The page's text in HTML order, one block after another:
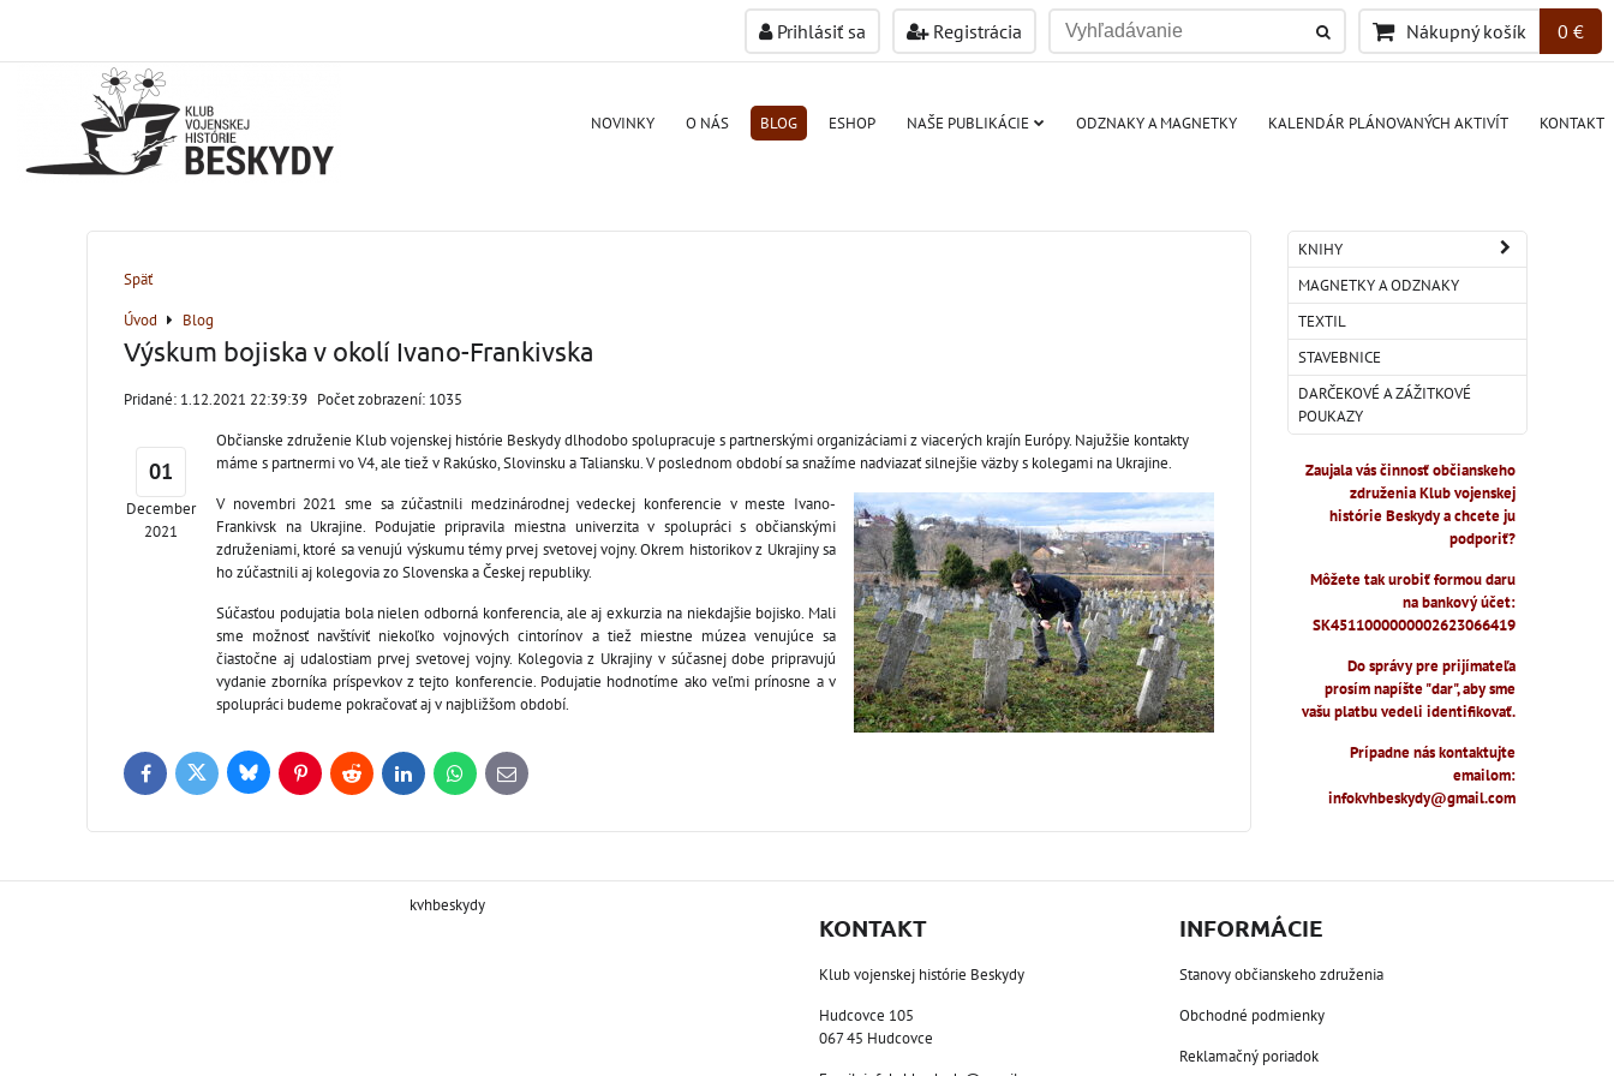
Prihlásiť sa Registrácia Nákupný košík 0 €
NOVINKY O NÁS BLOG ESHOP NAŠE PUBLIKÁCIE ODZNAKY A MAGNETKY KALENDÁR PLÁNOVANÝCH AKTIVÍT KONTAKT
Späť
Úvod
Blog
Výskum bojiska v okolí Ivano-Frankivska
Pridané: 1.12.2021 22:39:39 Počet zobrazení: 1035
01
December
2021
Občianske združenie Klub vojenskej histórie Beskydy dlhodobo spolupracuje s partnerskými organizáciami z viacerých krajín Európy. Najužšie kontakty
máme s partnermi vo V4, ale tiež v Rakúsko, Slovinsku a Taliansku. V poslednom období sa snažíme nadviazať silnejšie väzby s kolegami na Ukrajine.
V novembri 2021 sme sa zúčastnili medzinárodnej vedeckej konferencie v meste Ivano-
Frankivsk na Ukrajine. Podujatie pripravila miestna univerzita v spolupráci s občianskými
združeniami, ktoré sa venujú výskumu témy prvej svetovej vojny. Okrem historikov z Ukrajiny sa
ho zúčastnili aj kolegovia zo Slovenska a Českej republiky.
Súčasťou podujatia bola nielen odborná konferencia, ale aj exkurzia na niekdajšie bojisko. Mali
sme možnosť navštíviť niekoľko vojnových cintorínov a tiež miestne múzea venujúce sa
čiastočne aj udalostiam prvej svetovej vojny. Kolegovia z Ukrajiny v súčasnej dobe pripravujú
vydanie zborníka príspevkov z tejto konferencie. Podujatie hodnotíme ako veľmi prínosne a v
spolupráci budeme pokračovať aj v najbližšom období.
FacebookTwitter BlueskyPinterestReddit LinkedInWhatsApp
E-
mail
KNIHY
MAGNETKY A ODZNAKY
TEXTIL
STAVEBNICE
DARČEKOVÉ A ZÁŽITKOVÉ
POUKAZY
Zaujala vás činnosť občianskeho
združenia Klub vojenskej
histórie Beskydy a chcete ju
podporiť?
Môžete tak urobiť formou daru
na bankový účet:
SK4511000000002623066419
Do správy pre prijímateľa
prosím napíšte "dar", aby sme
vašu platbu vedeli identifikovať.
Prípadne nás kontaktujte
emailom:
infokvhbeskydy@gmail.com
kvhbeskydy
KONTAKT
Klub vojenskej histórie Beskydy
Hudcovce 105
067 45 Hudcovce
INFORMÁCIE
Stanovy občianskeho združenia
Obchodné podmienky
Reklamačný poriadok